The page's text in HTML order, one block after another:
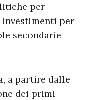
per
per
secondarie
a partire dalle
dei primi